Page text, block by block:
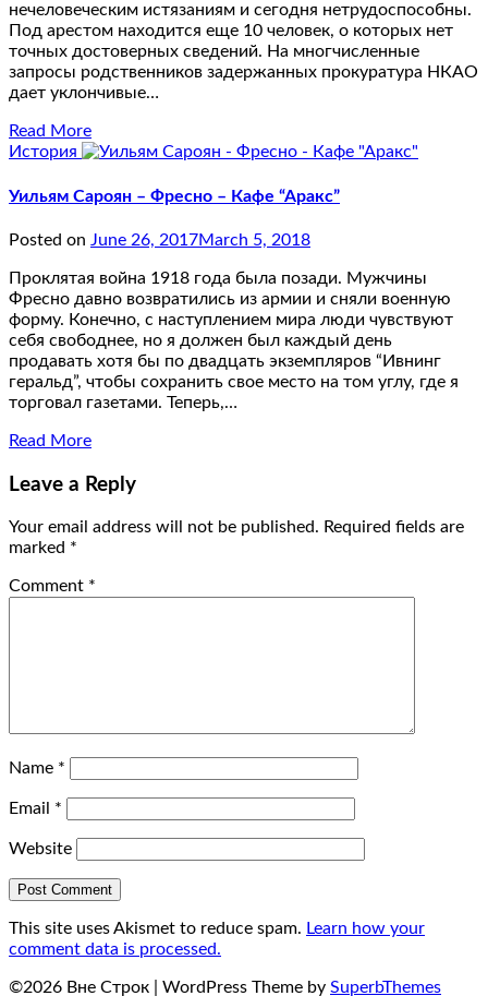
нечеловеческим истязаниям и сегодня нетрудоспособны.
Под арестом находится еще 10 человек, о которых нет
точных достоверных сведений. На многчисленные
запросы родственников задержанных прокуратура НКАО
дает уклончивые…
Read More
История
Уильям Сароян – Фресно – Кафе “Аракс”
Posted on June 26, 2017March 5, 2018
Проклятая война 1918 года была позади. Мужчины
Фресно давно возвратились из армии и сняли военную
форму. Конечно, с наступлением мира люди чувствуют
себя свободнее, но я должен был каждый день
продавать хотя бы по двадцать экземпляров “Ивнинг
геральд”, чтобы сохранить свое место на том углу, где я
торговал газетами. Теперь,…
Read More
Leave a Reply
Your email address will not be published. Required fields are
marked *
Comment *
Name *
Email *
Website
This site uses Akismet to reduce spam. Learn how your
comment data is processed.
©2026 Вне Строк | WordPress Theme by SuperbThemes